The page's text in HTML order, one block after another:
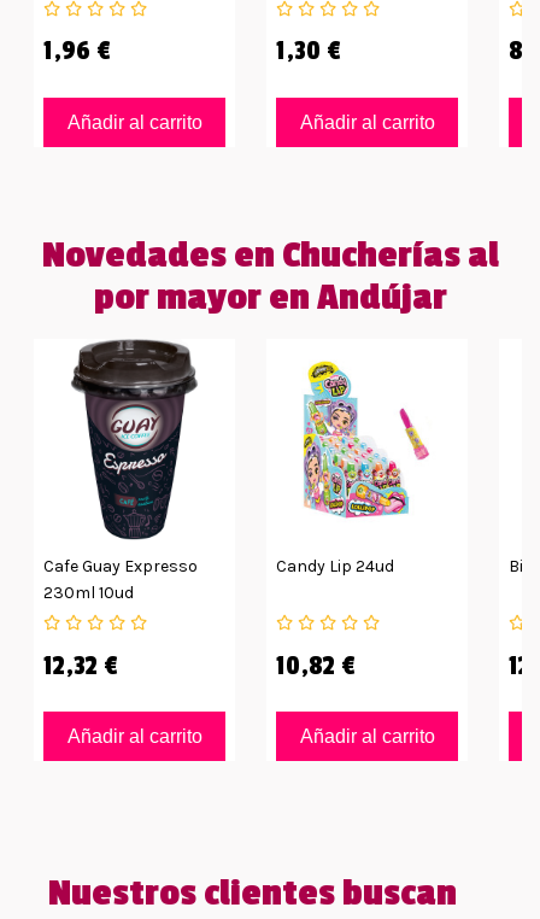
1,96 €
Añadir al carrito
1,30 €
Añadir al carrito
Novedades en Chucherías al
por mayor en Andújar
Cafe Guay Expresso
230ml 10ud
12,32 €
Añadir al carrito
Candy Lip 24ud
10,82 €
Añadir al carrito
Big
Nuestros clientes buscan